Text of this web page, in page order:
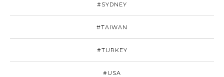
#SYDNEY
#TAIWAN
#TURKEY
#USA